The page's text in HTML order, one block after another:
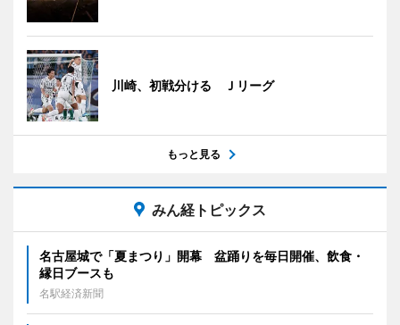
川崎、初戦分ける Ｊリーグ
もっと見る
みん経トピックス
名古屋城で「夏まつり」開幕 盆踊りを毎日開催、飲食・
縁日ブースも
名駅経済新聞